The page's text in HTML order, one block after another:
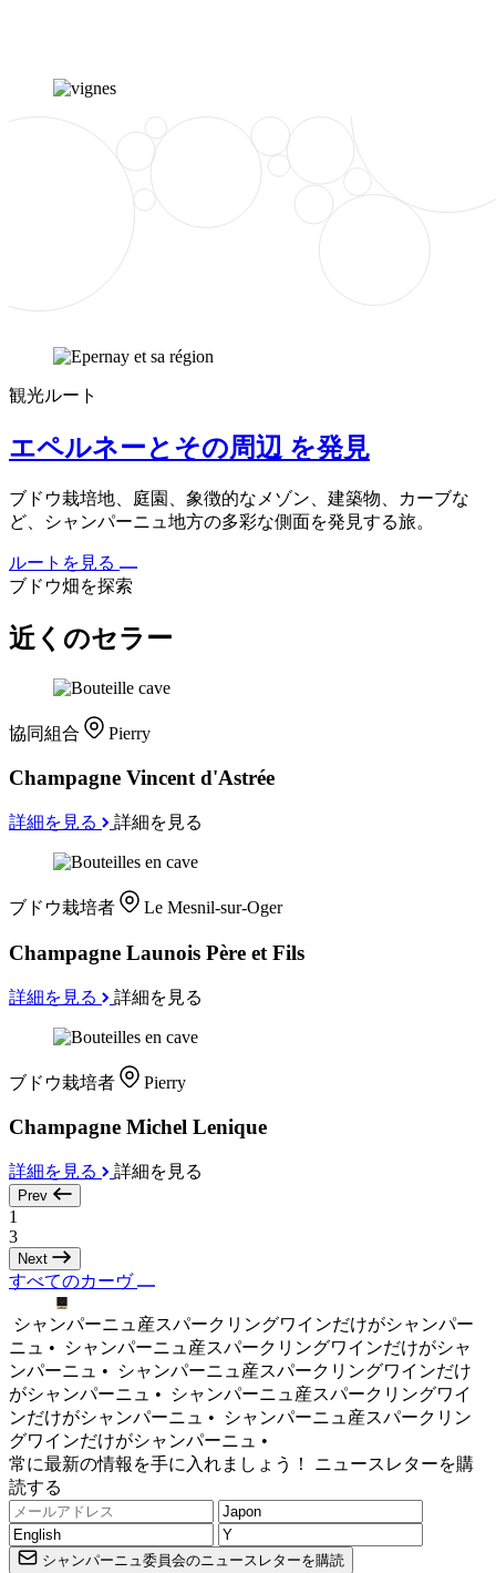
観光ルート
エペルネーとその周辺 を発見
ブドウ栽培地、庭園、象徴的なメゾン、建築物、カーブな
ど、シャンパーニュ地方の多彩な側面を発見する旅。
ルートを見る
ブドウ畑を探索
近くのセラー
協同組合 Pierry
Champagne Vincent d'Astrée
詳細を見る 詳細を見る
ブドウ栽培者 Le Mesnil-sur-Oger
Champagne Launois Père et Fils
詳細を見る 詳細を見る
ブドウ栽培者 Pierry
Champagne Michel Lenique
詳細を見る 詳細を見る
Prev
1
3
Next
すべてのカーヴ
シャンパーニュ産スパークリングワインだけがシャンパー
ニュ •
シャンパーニュ産スパークリングワインだけがシャ
ンパーニュ •
シャンパーニュ産スパークリングワインだけ
がシャンパーニュ •
シャンパーニュ産スパークリングワイ
ンだけがシャンパーニュ •
シャンパーニュ産スパークリン
グワインだけがシャンパーニュ •
常に最新の情報を手に入れましょう！ ニュースレターを購
読する
シャンパーニュ委員会のニュースレターを購読